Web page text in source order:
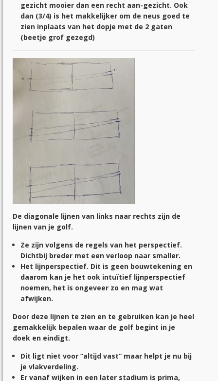
gezicht mooier dan een recht aan-gezicht. Ook
dan (3/4) is het makkelijker om de neus goed te
zien inplaats van het dopje met de 2 gaten
(beetje grof gezegd)
De diagonale lijnen van links naar rechts zijn de
lijnen van je golf.
Ze zijn volgens de regels van het perspectief.
Dichtbij breder met een verloop naar smaller.
Het lijnperspectief. Dit is geen bouwtekening en
daarom kan je het ook intuïtief lijnperspectief
noemen, het is ongeveer zo en mag wat
afwijken.
Door deze lijnen te zien en te gebruiken kan je heel
gemakkelijk bepalen waar de golf begint in je
doek en eindigt.
Dit ligt niet voor “altijd vast” maar helpt je nu bij
je vlakverdeling.
Er vanaf wijken in een later stadium is prima,